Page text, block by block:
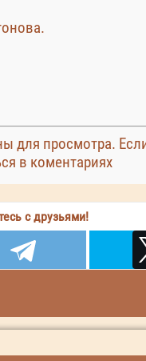
просмотра.
в коментариях
с друзьями!